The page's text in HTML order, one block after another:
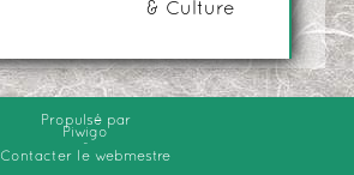
& Culture
Propulsé par
Piwigo
-
Contacter le webmestre